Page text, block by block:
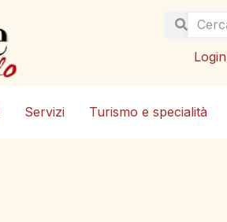
Login
Servizi Turismo e specialità